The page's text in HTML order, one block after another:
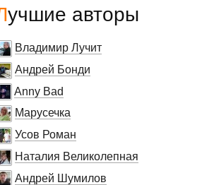
Лучшие авторы
Владимир Лучит
Андрей Бонди
Anny Bad
Марусечка
Усов Роман
Наталия Великолепная
Андрей Шумилов